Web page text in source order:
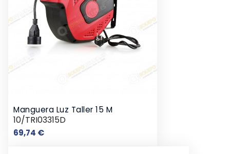
Manguera Luz Taller 15 M
10/TRI03315D
69,74 €Precio